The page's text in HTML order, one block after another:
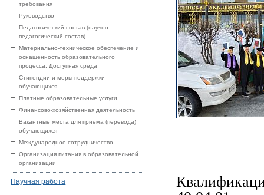
требования
Руководство
Педагогический состав (научно-
педагогический состав)
Материально-техническое обеспечение и
оснащенность образовательного
процесса. Доступная среда
Стипендии и меры поддержки
обучающихся
Платные образовательные услуги
Финансово-хозяйственная деятельность
Вакантные места для приема (перевода)
обучающихся
Международное сотрудничество
Организация питания в образовательной
организации
Научная работа